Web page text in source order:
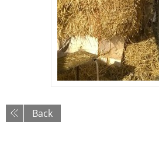
Back